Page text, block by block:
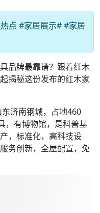
点 #家居展示# #家居
品牌最靠谱？跟着红木
揭秘这份发布的红木家
济南钢城，占地460
，有博物馆，是科普基
，标准化，高科技设
务创新，全屋配置，免